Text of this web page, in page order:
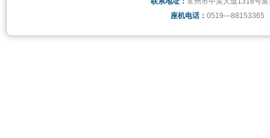
座机电话： 0519—88153365